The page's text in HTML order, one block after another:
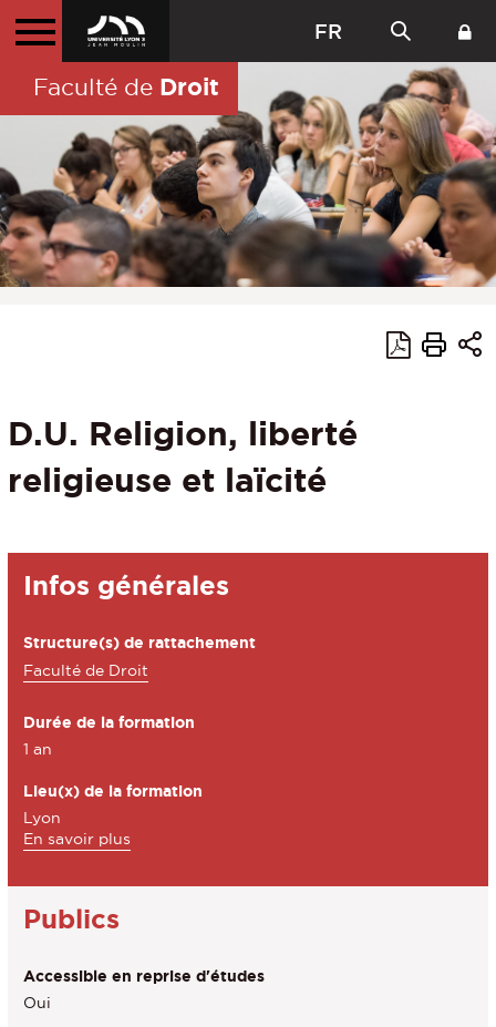
FR
Faculté de Droit
D.U. Religion, liberté
religieuse et laïcité
Détails
Infos générales
Structure(s) de rattachement
Faculté de Droit
Durée de la formation
1 an
Lieu(x) de la formation
Lyon
En savoir plus
des
formation
Publics
Accessible en reprise d'études
Oui